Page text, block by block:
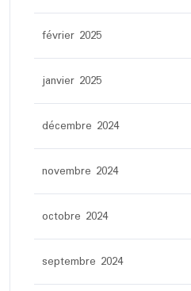
février 2025
janvier 2025
décembre 2024
novembre 2024
octobre 2024
septembre 2024